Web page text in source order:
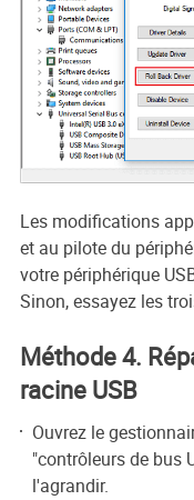
Les modifications
et au pilote du
votre périphérique
Sinon, essayez les
Méthode 4.
racine USB
Ouvrez le
"contrôleurs de bus
l'agrandir.